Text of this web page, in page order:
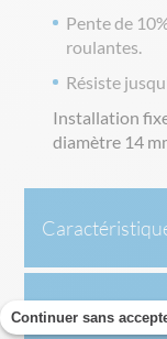
Continuer sans
Pente de
roulantes.
Résiste
Installation
diamètre 14
Livraison